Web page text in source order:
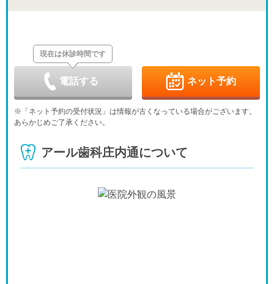
9/6
月
9/7
火
9/8
9/10
9/11
9/12
休 - - -
木
日
休
月
休
火
休 休 -
- -
現在は休診時間です
電話する ネット予約
※「ネット予約の受付状況」は情報が古くなっている場合がございます。
あらかじめご了承ください。
アール歯科庄内通について